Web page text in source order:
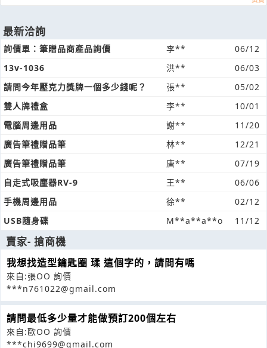
最新洽詢
詢價單：筆贈品商產品詢價 李**
06/12
13v-1036
洪**
06/03
請問今年壓克力獎牌一個多少錢呢？
張**
05/02
雙人牌禮盒
李**
10/01
電腦周邊用品
謝**
11/20
廣告筆禮贈品筆
林**
12/21
廣告筆禮贈品筆
唐**
07/19
自走式吸塵器RV-9
王**
06/06
手機周邊用品
徐**
02/12
USB隨身碟
M**a**a**o 11/12
賣家- 搶商機
我想找造型鑰匙圈 瑈 這個字的，請問有嗎
來自:張OO 詢價
***n761022@gmail.com
請問最低多少量才能做預訂200個左右
來自:歐OO 詢價
***chi9699@gmail.com